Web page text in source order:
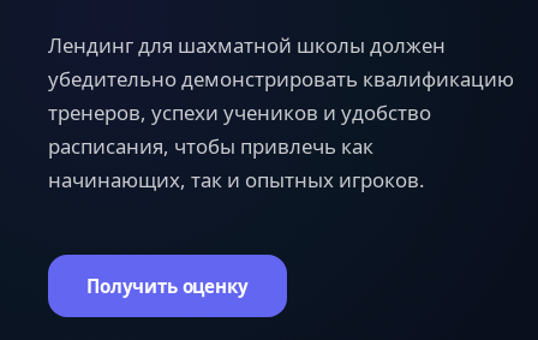
Лендинг для шахматной школы должен
убедительно демонстрировать квалификацию
тренеров, успехи учеников и удобство
расписания, чтобы привлечь как
начинающих, так и опытных игроков.
Получить оценку